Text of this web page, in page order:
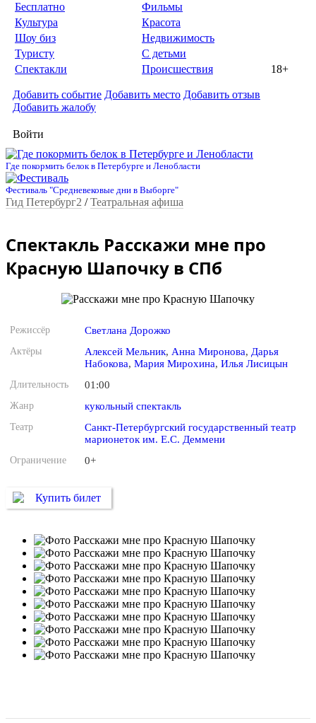
Бесплатно
Фильмы
Культура
Красота
Шоу биз
Недвижимость
Туристу
С детьми
Спектакли
Происшествия 18+
Добавить событие Добавить место Добавить отзыв
Добавить жалобу
Войти
Где покормить белок в Петербурге и Ленобласти
Фестиваль "Средневековые дни в Выборге"
Гид Петербург2 /Театральная афиша
Спектакль Расскажи мне про
Красную Шапочку в СПб
Режиссёр Светлана Дорожко
Актёры Алексей Мельник, Анна Миронова, Дарья
Набокова, Мария Мирохина, Илья Лисицын
Длительность 01:00
Жанр кукольный спектакль
Театр
Санкт-Петербургский государственный театр
марионеток им. Е.С. Деммени
Ограничение 0+
Купить билет